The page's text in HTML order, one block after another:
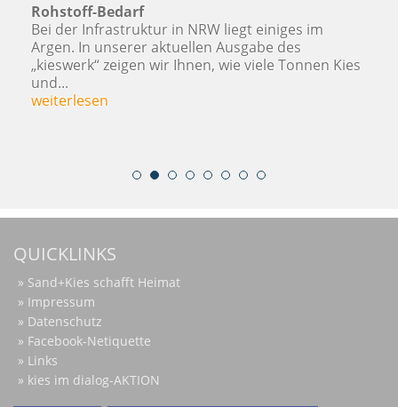
Kies
Die Volksbanken und Raiffeisenbanken
ihrer aktuellen Kampagne mit einem Slogan,
der Initiativkreis „Zukunft Niederrhein“ nicht
besser hätte formulieren können: „Man
QUICKLINKS
Sand+Kies schafft Heimat
Impressum
Datenschutz
Facebook-Netiquette
Links
kies im dialog-AKTION